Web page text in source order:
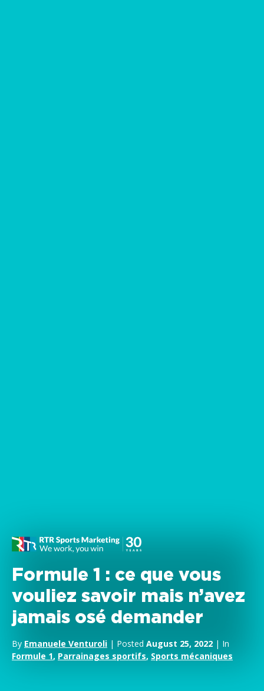
Formule 1 : ce que vous
vouliez savoir mais n’avez
jamais osé demander
By Emanuele Venturoli | Posted August 25, 2022 | In
Formule 1, Parrainages sportifs, Sports mécaniques